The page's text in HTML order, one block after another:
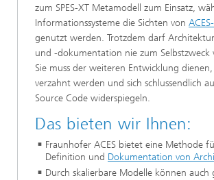
zum SPES-XT Metamodell zum Einsatz,
Informationssysteme die Sichten von
genutzt werden. Trotzdem darf
und -dokumentation nie zum Selbstzweck
Sie muss der weiteren Entwicklung
verzahnt werden und sich schlussendlich
Source Code widerspiegeln.
Das bieten wir Ihnen:
Fraunhofer ACES bietet eine Methode
Definition und Dokumentation von
Durch skalierbare Modelle können auch